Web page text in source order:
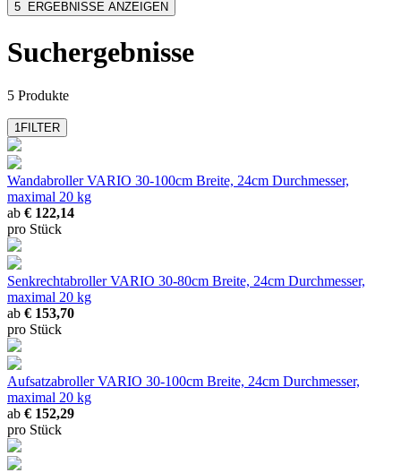
Hüdig+Rocholz
600
5 ERGEBNISSE ANZEIGEN
Suchergebnisse
5 Produkte
1FILTER
Wandabroller VARIO 30-100cm Breite, 24cm Durchmesser,
maximal 20 kg
ab € 122,14
pro Stück
Senkrechtabroller VARIO 30-80cm Breite, 24cm Durchmesser,
maximal 20 kg
ab € 153,70
pro Stück
Aufsatzabroller VARIO 30-100cm Breite, 24cm Durchmesser,
maximal 20 kg
ab € 152,29
pro Stück